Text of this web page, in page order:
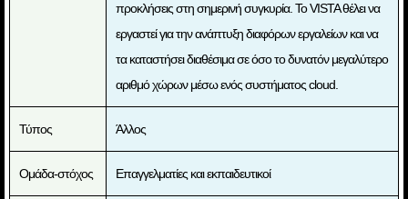
προκλήσεις στη σημερινή συγκυρία. Το VISTA θέλει να
εργαστεί για την ανάπτυξη διαφόρων εργαλείων και να
τα καταστήσει διαθέσιμα σε όσο το δυνατόν μεγαλύτερο
αριθμό χώρων μέσω ενός συστήματος cloud.
Τύπος Άλλος
Ομάδα-στόχος Επαγγελματίες και εκπαιδευτικοί